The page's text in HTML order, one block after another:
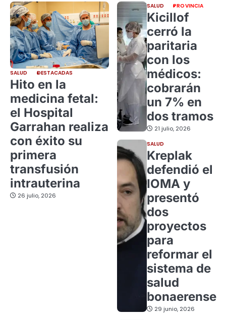
SALUD DESTACADAS
Hito en la
medicina fetal:
el Hospital
Garrahan realiza
con éxito su
primera
transfusión
intrauterina
26 julio, 2026
SALUD PROVINCIA
Kicillof
cerró la
paritaria
con los
médicos:
cobrarán
un 7% en
dos tramos
21 julio, 2026
SALUD
Kreplak
defendió el
IOMA y
presentó
dos
proyectos
para
reformar el
sistema de
salud
bonaerense
29 junio, 2026